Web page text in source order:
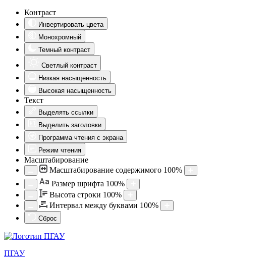
Контраст
Инвертировать цвета
Монохромный
Темный контраст
Светлый контраст
Низкая насыщенность
Высокая насыщенность
Текст
Выделять ссылки
Выделить заголовки
Программа чтения с экрана
Режим чтения
Масштабирование
Масштабирование содержимого 100%
Aa Размер шрифта 100%
Высота строки 100%
Интервал между буквами 100%
Сброс
ПГАУ